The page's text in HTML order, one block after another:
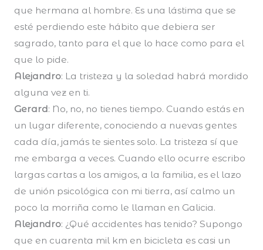
que hermana al hombre. Es una lástima que se
esté perdiendo este hábito que debiera ser
sagrado, tanto para el que lo hace como para el
que lo pide.
Alejandro: La tristeza y la soledad habrá mordido
alguna vez en ti.
Gerard: No, no, no tienes tiempo. Cuando estás en
un lugar diferente, conociendo a nuevas gentes
cada día, jamás te sientes solo. La tristeza sí que
me embarga a veces. Cuando ello ocurre escribo
largas cartas a los amigos, a la familia, es el lazo
de unión psicológica con mi tierra, así calmo un
poco la morriña como le llaman en Galicia.
Alejandro: ¿Qué accidentes has tenido? Supongo
que en cuarenta mil km en bicicleta es casi un